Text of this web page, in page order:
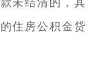
住房公积金贷